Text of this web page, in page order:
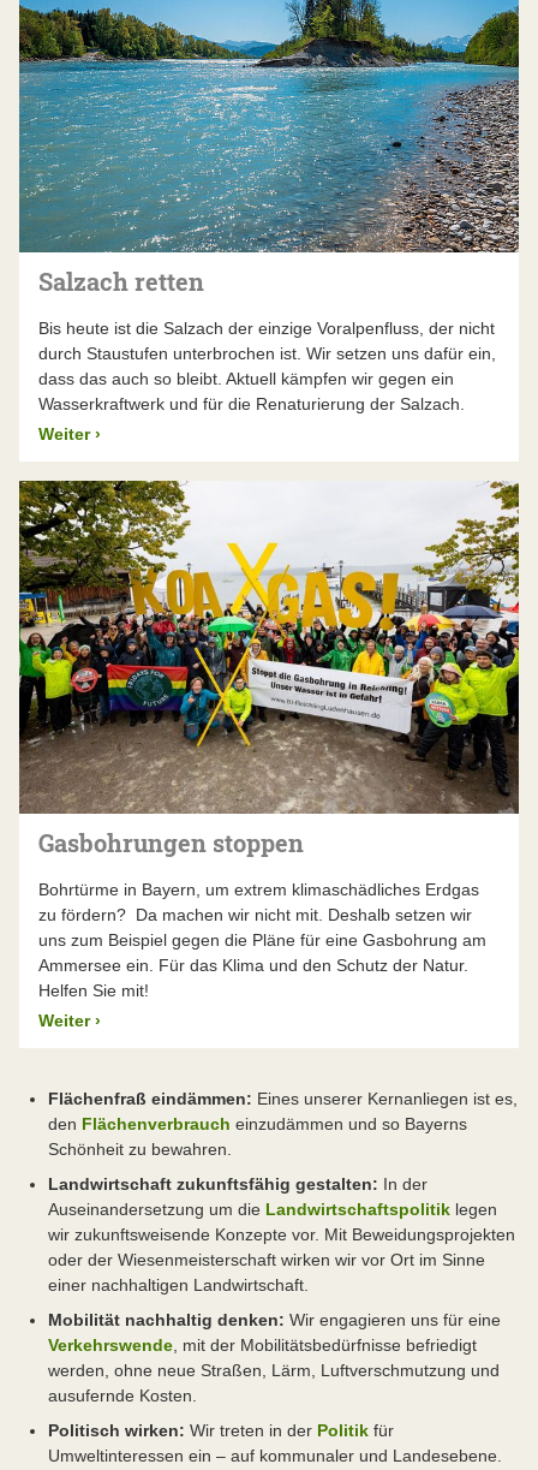
Salzach retten
Bis heute ist die Salzach der einzige Voralpenfluss, der nicht
durch Staustufen unterbrochen ist. Wir setzen uns dafür ein,
dass das auch so bleibt. Aktuell kämpfen wir gegen ein
Wasserkraftwerk und für die Renaturierung der Salzach.
Weiter ›
Gasbohrungen stoppen
Bohrtürme in Bayern, um extrem klimaschädliches Erdgas
zu fördern? Da machen wir nicht mit. Deshalb setzen wir
uns zum Beispiel gegen die Pläne für eine Gasbohrung am
Ammersee ein. Für das Klima und den Schutz der Natur.
Helfen Sie mit!
Weiter ›
Flächenfraß eindämmen: Eines unserer Kernanliegen ist es,
den Flächenverbrauch einzudämmen und so Bayerns
Schönheit zu bewahren.
Landwirtschaft zukunftsfähig gestalten: In der
Auseinandersetzung um die Landwirtschaftspolitik legen
wir zukunftsweisende Konzepte vor. Mit Beweidungsprojekten
oder der Wiesenmeisterschaft wirken wir vor Ort im Sinne
einer nachhaltigen Landwirtschaft.
Mobilität nachhaltig denken: Wir engagieren uns für eine
Verkehrswende, mit der Mobilitätsbedürfnisse befriedigt
werden, ohne neue Straßen, Lärm, Luftverschmutzung und
ausufernde Kosten.
Politisch wirken: Wir treten in der Politik für
Umweltinteressen ein – auf kommunaler und Landesebene.